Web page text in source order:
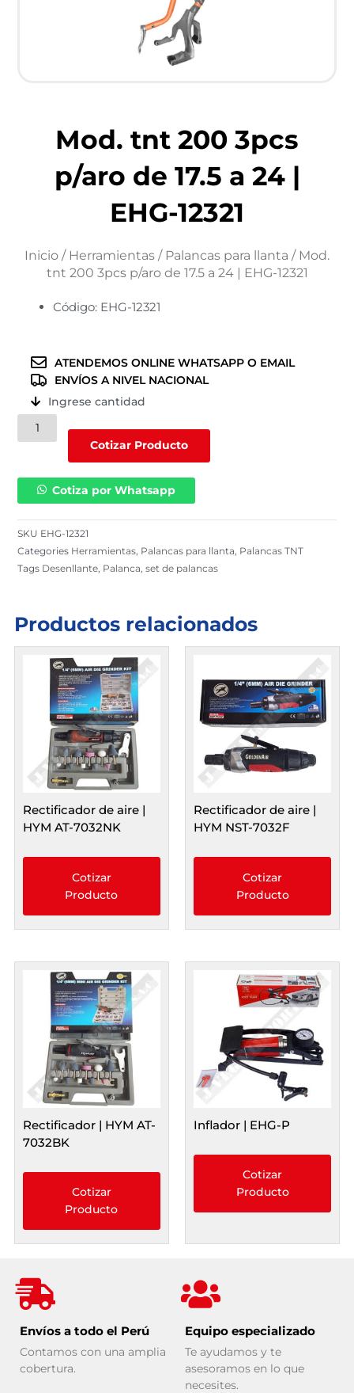
Mod. tnt 200 3pcs
p/aro de 17.5 a 24 |
EHG-12321
Inicio / Herramientas / Palancas para llanta / Mod.
tnt 200 3pcs p/aro de 17.5 a 24 | EHG-12321
Código: EHG-12321
ATENDEMOS ONLINE WHATSAPP O EMAIL
ENVÍOS A NIVEL NACIONAL
Ingrese cantidad
Mod.
tnt
p/aro
cantidad
Cotizar Producto
Cotiza por Whatsapp
SKU EHG-12321
Categories Herramientas Palancas para llanta Palancas TNT
Tags Desenllante Palanca ,set de palancas
Productos relacionados
Rectificador de aire |
HYM AT-7032NK
Cotizar
Producto
Rectificador de aire |
HYM NST-7032F
Cotizar
Producto
Rectificador | HYM AT-
7032BK
Cotizar
Producto
Inflador | EHG-P
Cotizar
Producto
Envíos a todo el Perú
Contamos con una amplia
cobertura.
Equipo especializado
Te ayudamos y te
asesoramos en lo que
necesites.